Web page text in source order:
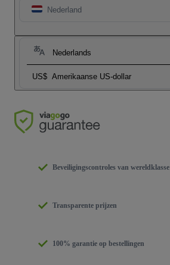
Nederland
Nederlands
US$ Amerikaanse US-dollar
Beveiligingscontroles van wereldklasse
Transparente prijzen
100% garantie op bestellingen